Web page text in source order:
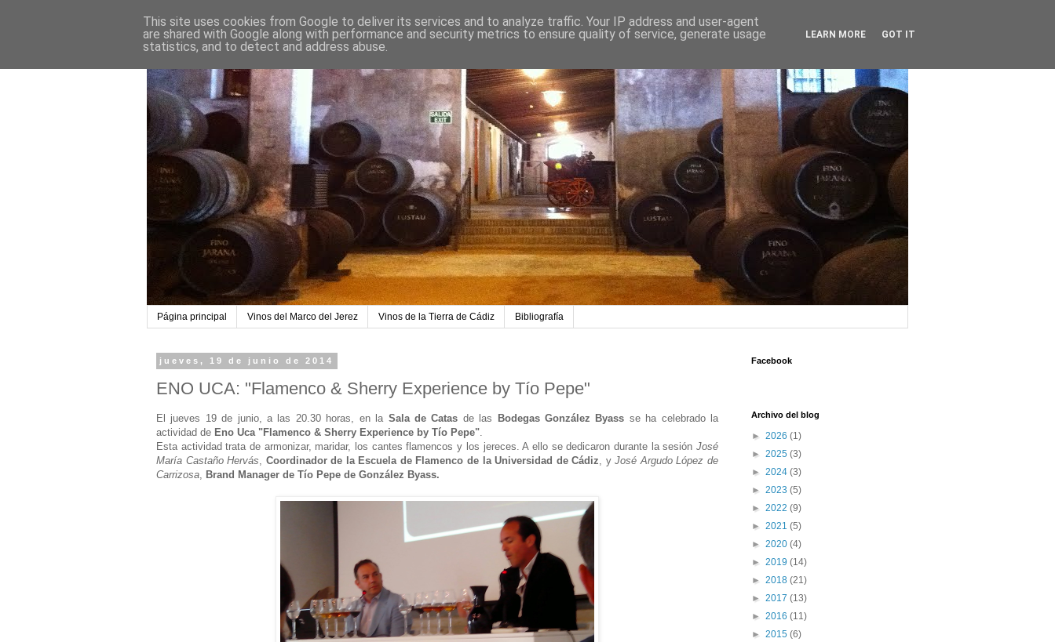
Página principal Vinos del Marco del Jerez Vinos de la Tierra de Cádiz Bibliografía
jueves, 19 de junio de 2014
ENO UCA: "Flamenco & Sherry Experience by Tío Pepe"
El jueves 19 de junio, a las 20.30 horas, en la Sala de Catas de las Bodegas González Byass se ha celebrado la
actividad de Eno Uca "Flamenco & Sherry Experience by Tío Pepe".
Esta actividad trata de armonizar, maridar, los cantes flamencos y los jereces. A ello se dedicaron durante la sesión José
María Castaño Hervás, Coordinador de la Escuela de Flamenco de la Universidad de Cádiz, yJosé Argudo López de
Carrizosa, Brand Manager de Tío Pepe de González Byass.
Facebook
Archivo del blog
► 2026 (1)
► 2025 (3)
► 2024 (3)
► 2023 (5)
► 2022 (9)
► 2021 (5)
► 2020 (4)
► 2019 (14)
► 2018 (21)
► 2017 (13)
► 2016 (11)
► 2015 (6)
This site uses cookies from Google to deliver its services and to analyze traffic. Your IP address and user-agent
are shared with Google along with performance and security metrics to ensure quality of service, generate usage
statistics, and to detect and address abuse.
LEARN MORE GOT IT